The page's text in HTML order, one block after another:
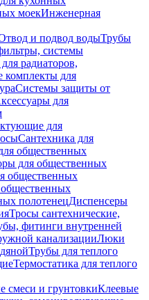
моекИнженерная
и подвод водыТрубы
системы
радиаторов,
для
Системы защиты от
для
для
Сантехника для
общественных
для общественных
общественных
полотенецДиспенсеры
Тросы сантехнические,
фитинги внутренней
канализацииЛюки
Трубы для теплого
Термостатика для теплого
смеси и грунтовкиКлеевые